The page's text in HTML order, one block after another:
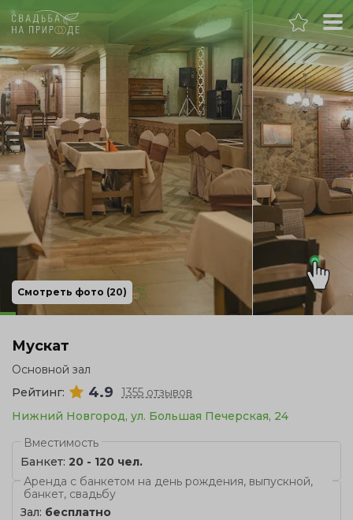
Нижний Новгород
Банкет
Свадьба
День рождения
Выпускной
Корпоратив
Смотреть фото (20)
Мускат
Основной зал
Рейтинг:
4.9
1355 отзывов
Нижний Новгород, ул. Большая Печерская, 24
Вместимость
Банкет: 20 - 120 чел.
Аренда с банкетом на день рождения, выпускной,
банкет, свадьбу
Зал: бесплатно